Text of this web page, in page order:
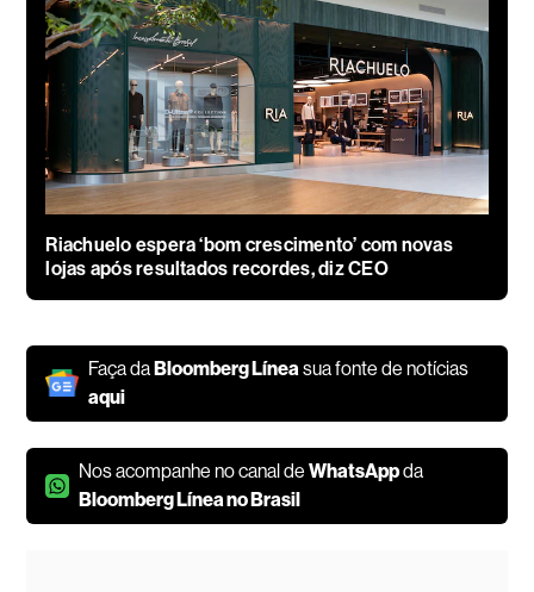
Riachuelo espera ‘bom crescimento’ com novas
lojas após resultados recordes, diz CEO
Faça daBloomberg Línea sua fonte de notícias
aqui
Nos acompanhe no canal deWhatsAppda
Bloomberg Línea no Brasil